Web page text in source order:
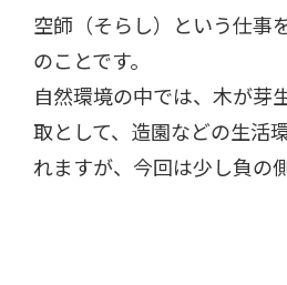
空師（そらし）という仕事
のことです。
自然環境の中では、木が芽
取として、造園などの生活
れますが、今回は少し負の